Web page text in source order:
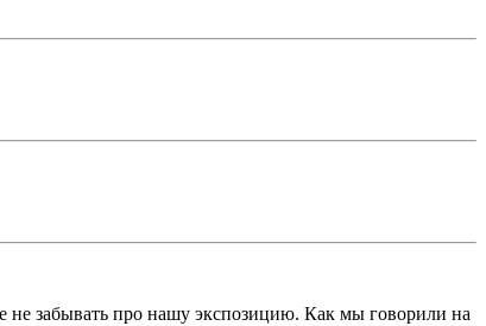
не забывать про нашу экспозицию. Как мы говорили на